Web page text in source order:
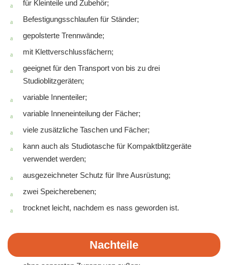
für Kleinteile und Zubehör;
Befestigungsschlaufen für Ständer;
gepolsterte Trennwände;
mit Klettverschlussfächern;
geeignet für den Transport von bis zu drei
Studioblitzgeräten;
variable Innenteiler;
variable Inneneinteilung der Fächer;
viele zusätzliche Taschen und Fächer;
kann auch als Studiotasche für Kompaktblitzgeräte
verwendet werden;
ausgezeichneter Schutz für Ihre Ausrüstung;
zwei Speicherebenen;
trocknet leicht, nachdem es nass geworden ist.
Nachteile